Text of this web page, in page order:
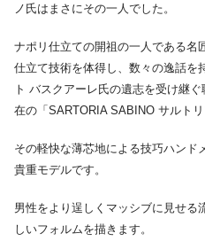
ノ氏はまさにその一人でした。
ナポリ仕立ての開祖の一人である名
仕立て技術を体得し、数々の逸話を
ト バスクアーレ氏の遺志を受け継
在の「SARTORIA SABINO サルトリ
その軽快な薄芯地による技巧ハンド
貴重モデルです。
男性をより逞しくマッシブに見せる
しいフォルムを描きます。